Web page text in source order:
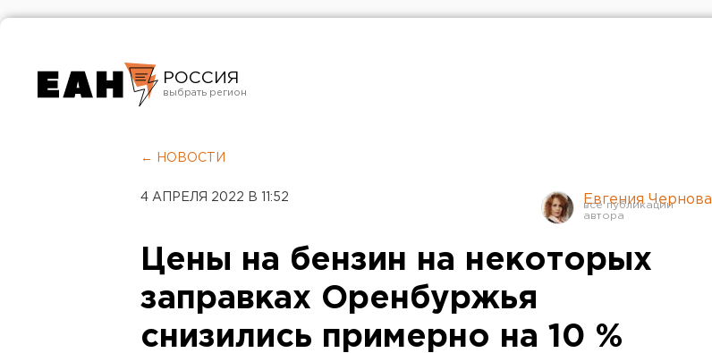
РОССИЯ
Челябинск
← НОВОСТИ
4 АПРЕЛЯ 2022 В 11:52 Евгения Чернова
Цены на бензин на некоторых
заправках Оренбуржья
снизились примерно на 10 %